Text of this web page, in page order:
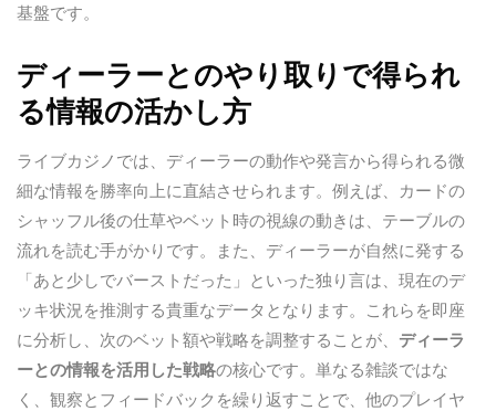
基盤です。
ディーラーとのやり取りで得られ
る情報の活かし方
ライブカジノでは、ディーラーの動作や発言から得られる微
細な情報を勝率向上に直結させられます。例えば、カードの
シャッフル後の仕草やベット時の視線の動きは、テーブルの
流れを読む手がかりです。また、ディーラーが自然に発する
「あと少しでバーストだった」といった独り言は、現在のデ
ッキ状況を推測する貴重なデータとなります。これらを即座
に分析し、次のベット額や戦略を調整することが、 ディーラ
ーとの情報を活用した戦略の核心です。単なる雑談ではな
く、観察とフィードバックを繰り返すことで、他のプレイヤ